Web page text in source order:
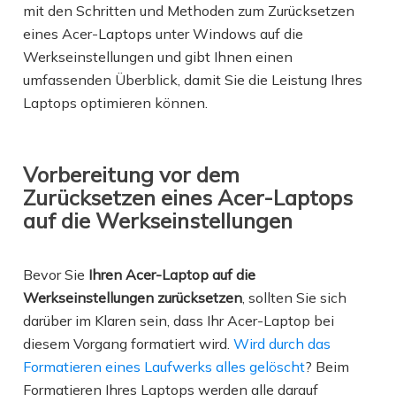
mit den Schritten und Methoden zum Zurücksetzen
eines Acer-Laptops unter Windows auf die
Werkseinstellungen und gibt Ihnen einen
umfassenden Überblick, damit Sie die Leistung Ihres
Laptops optimieren können.
Vorbereitung vor dem
Zurücksetzen eines Acer-Laptops
auf die Werkseinstellungen
Bevor Sie Ihren Acer-Laptop auf die
Werkseinstellungen zurücksetzen , sollten Sie sich
darüber im Klaren sein, dass Ihr Acer-Laptop bei
diesem Vorgang formatiert wird.Wird durch das
Formatieren eines Laufwerks alles gelöscht? Beim
Formatieren Ihres Laptops werden alle darauf